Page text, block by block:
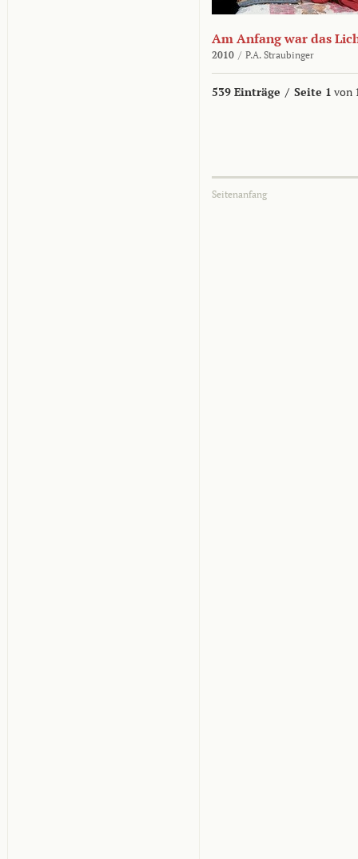
Am Anfang war das
2010 / P.A. Straubinger
539 Einträge / Seite 1 von
Seitenanfang